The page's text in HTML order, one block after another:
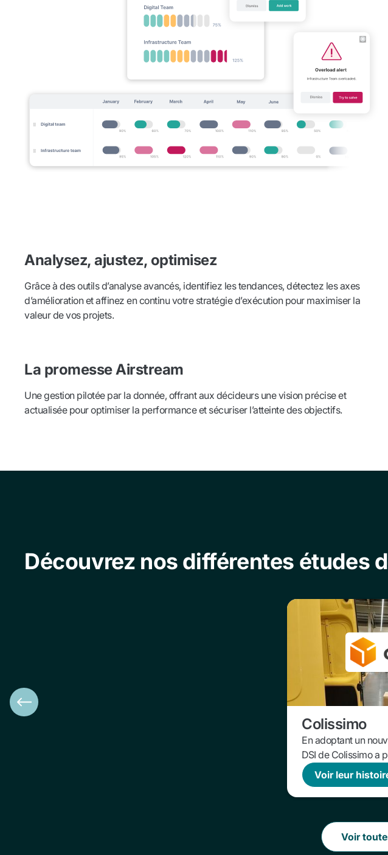
Analysez, ajustez, optimisez
Grâce à des outils d’analyse avancés, identifiez les tendances, détectez les axes
d’amélioration et affinez en continu votre stratégie d’exécution pour maximiser la
valeur de vos projets.
La promesse Airstream
Une gestion pilotée par la donnée, offrant aux décideurs une vision précise et
actualisée pour optimiser la performance et sécuriser l’atteinte des objectifs.
Découvrez nos différentes études
Colissimo
En adoptant un
DSI de Colissimo a
priorisation des
optimisée permet
plus précise des
une augmentation
des demandes.
Voir leur
Voir